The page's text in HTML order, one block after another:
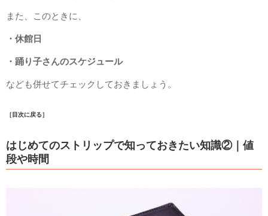
また、このときに、
・休館日
・踊り子さんのスケジュール
なども併せてチェックしておきましょう。
［目次に戻る］
はじめてのストリップで知っておきたい知識②｜値
段や時間